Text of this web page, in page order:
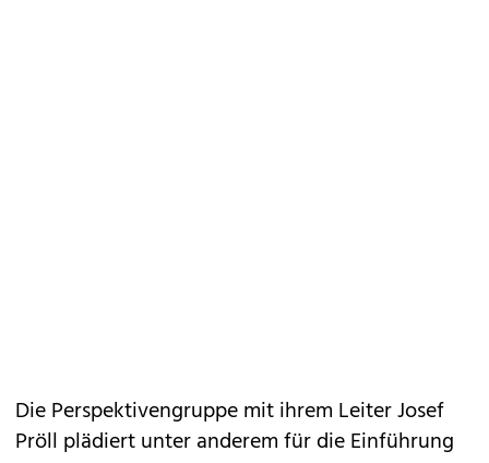
Die Perspektivengruppe mit ihrem Leiter Josef
Pröll plädiert unter anderem für die Einführung